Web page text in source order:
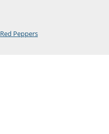
Red Peppers